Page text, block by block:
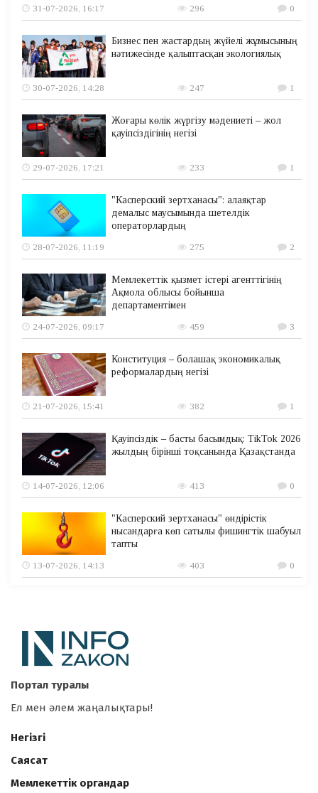
31-07-2026, 16:17 296 0
Бизнес пен жастардың жүйелі жұмысының
нәтижесінде қалыптасқан экологиялық
30-07-2026, 14:28 247 1
Жоғары көлік жүргізу мәдениеті – жол
қауіпсіздігінің негізі
29-07-2026, 17:21 233 1
"Касперский зертханасы": алаяқтар
демалыс маусымында шетелдік
операторлардың
28-07-2026, 11:19
275 2
Мемлекеттік қызмет істері агенттігінің
Ақмола облысы бойынша
департаментімен
24-07-2026, 09:17
459 3
Конституция – болашақ экономикалық
реформалардың негізі
21-07-2026, 15:41 382 1
Қауіпсіздік – басты басымдық: TikTok 2026
жылдың бірінші тоқсанында Қазақстанда
14-07-2026, 12:06 413 0
"Касперский зертханасы" өндірістік
нысандарға көп сатылы фишингтік шабуыл
тапты
13-07-2026, 14:13
403 0
Портал туралы
Ел мен әлем жаңалықтары!
Негізгі
Саясат
Мемлекеттік органдар